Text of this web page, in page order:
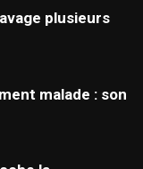
plusieurs
malade : son